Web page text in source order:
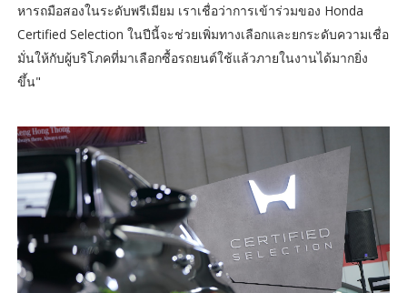
หารถมือสองในระดับพรีเมียม เราเชื่อว่าการเข้าร่วมของ Honda
Certified Selection ในปีนี้จะช่วยเพิ่มทางเลือกและยกระดับความเชื่อ
มั่นให้กับผู้บริโภคที่มาเลือกซื้อรถยนต์ใช้แล้วภายในงานได้มากยิ่ง
ขึ้น"